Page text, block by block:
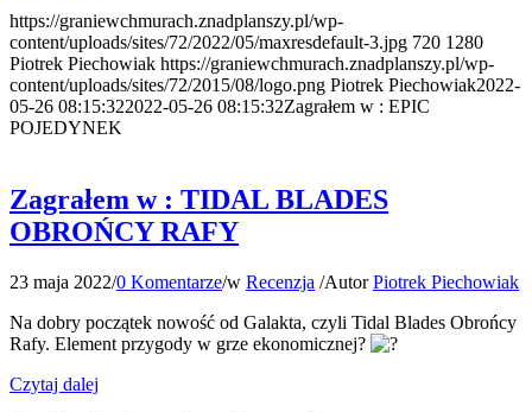
https://graniewchmurach.znadplanszy.pl/wp-
content/uploads/sites/72/2022/05/maxresdefault-3.jpg 720 1280
Piotrek Piechowiak https://graniewchmurach.znadplanszy.pl/wp-
content/uploads/sites/72/2015/08/logo.png Piotrek Piechowiak2022-
05-26 08:15:322022-05-26 08:15:32Zagrałem w : EPIC
POJEDYNEK
Zagrałem w : TIDAL BLADES
OBROŃCY RAFY
23 maja 2022/0 Komentarze/w Recenzja /AutorPiotrek Piechowiak
Na dobry początek nowość od Galakta, czyli Tidal Blades Obrońcy
Rafy. Element przygody w grze ekonomicznej?
Czytaj dalej